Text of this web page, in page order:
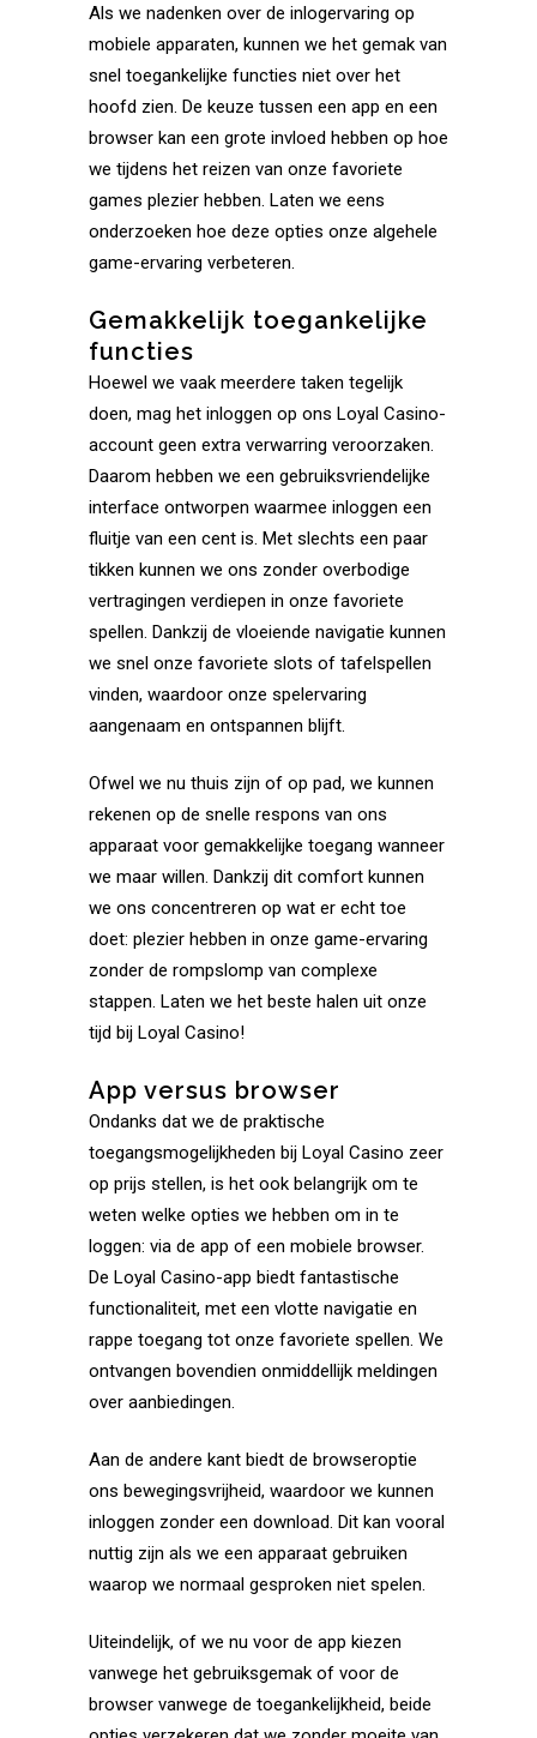
Als we nadenken over de inlogervaring op
mobiele apparaten, kunnen we het gemak van
snel toegankelijke functies niet over het
hoofd zien. De keuze tussen een app en een
browser kan een grote invloed hebben op hoe
we tijdens het reizen van onze favoriete
games plezier hebben. Laten we eens
onderzoeken hoe deze opties onze algehele
game-ervaring verbeteren.
Gemakkelijk toegankelijke
functies
Hoewel we vaak meerdere taken tegelijk
doen, mag het inloggen op ons Loyal Casino-
account geen extra verwarring veroorzaken.
Daarom hebben we een gebruiksvriendelijke
interface ontworpen waarmee inloggen een
fluitje van een cent is. Met slechts een paar
tikken kunnen we ons zonder overbodige
vertragingen verdiepen in onze favoriete
spellen. Dankzij de vloeiende navigatie kunnen
we snel onze favoriete slots of tafelspellen
vinden, waardoor onze spelervaring
aangenaam en ontspannen blijft.
Ofwel we nu thuis zijn of op pad, we kunnen
rekenen op de snelle respons van ons
apparaat voor gemakkelijke toegang wanneer
we maar willen. Dankzij dit comfort kunnen
we ons concentreren op wat er echt toe
doet: plezier hebben in onze game-ervaring
zonder de rompslomp van complexe
stappen. Laten we het beste halen uit onze
tijd bij Loyal Casino!
App versus browser
Ondanks dat we de praktische
toegangsmogelijkheden bij Loyal Casino zeer
op prijs stellen, is het ook belangrijk om te
weten welke opties we hebben om in te
loggen: via de app of een mobiele browser.
De Loyal Casino-app biedt fantastische
functionaliteit, met een vlotte navigatie en
rappe toegang tot onze favoriete spellen. We
ontvangen bovendien onmiddellijk meldingen
over aanbiedingen.
Aan de andere kant biedt de browseroptie
ons bewegingsvrijheid, waardoor we kunnen
inloggen zonder een download. Dit kan vooral
nuttig zijn als we een apparaat gebruiken
waarop we normaal gesproken niet spelen.
Uiteindelijk, of we nu voor de app kiezen
vanwege het gebruiksgemak of voor de
browser vanwege de toegankelijkheid, beide